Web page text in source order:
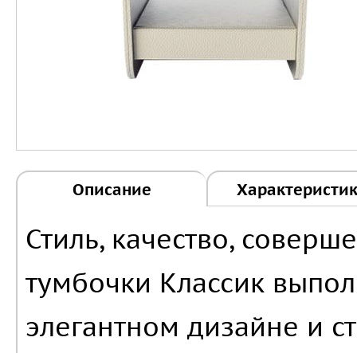
Описание
Стиль, качество,
тумбочки Классик
элегантном дизайне и